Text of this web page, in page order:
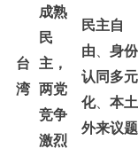
台
湾
成熟
民
主，
两党
竞争
激烈
民主自
由
身份
认同多元
化、 本
外来议题